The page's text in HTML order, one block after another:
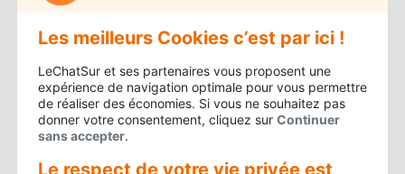
différents
Il existe deux types de pièges, lepiege a frelon
asiatique bricolé et ceux du commerce. Les
bricolés contribuent à la diminution de ce
parasite mais restent faiblement efficace. Les
recettes idéales d’appâts sont généralement un
mélange de fruits sucrés, de panaché.
Les meilleurs Cookies c’est par ici !
LeChatSur et ses partenaires vous proposent une
expérience de navigation optimale pour vous permettre
de réaliser des économies. Si vous ne souhaitez pas
donner votre consentement, cliquez sur Continuer
sans accepter.
Le respect de votre vie privée est